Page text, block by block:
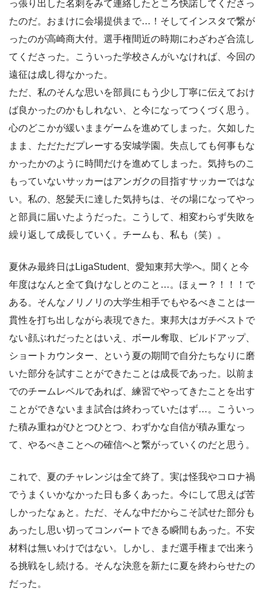
っ張り出した名刺をみて連絡したところ快諾してくださっ
たのだ。おまけに会場提供まで…！そしてインスタで繋が
ったのが高崎商大付。選手権間近の時期にわざわざ合流し
てくださった。こういった学校さんがいなければ、今回の
遠征は成し得なかった。
ただ、私のそんな思いを部員にもう少し丁寧に伝えておけ
ば良かったのかもしれない、と今になってつくづく思う。
心のどこかが緩いままゲームを進めてしまった。欠如した
まま、ただただプレーする安城学園。失点しても何事もな
かったかのように時間だけを進めてしまった。気持ちのこ
もっていないサッカーはアンガクの目指すサッカーではな
い。私の、怒髪天に達した気持ちは、その場になってやっ
と部員に届いたようだった。こうして、相変わらず失敗を
繰り返して成長していく。チームも、私も（笑）。
夏休み最終日はLigaStudent、愛知東邦大学へ。聞くと今
年度はなんと全て負けなしとのこと…。ほぇー？！！！で
ある。そんなノリノリの大学生相手でもやるべきことは一
貫性を打ち出しながら表現できた。東邦大はガチベストで
ない顔ぶれだったとはいえ、ボール奪取、ビルドアップ、
ショートカウンター、という夏の期間で自分たちなりに磨
いた部分を試すことができたことは成長であった。以前ま
でのチームレベルであれば、練習でやってきたことを出す
ことができないまま試合は終わっていたはず…。こういっ
た積み重ねがひとつひとつ、わずかな自信が積み重なっ
て、やるべきことへの確信へと繋がっていくのだと思う。
これで、夏のチャレンジは全て終了。実は怪我やコロナ禍
でうまくいかなかった日も多くあった。今にして思えば苦
しかったなぁと。ただ、そんな中だからこそ試せた部分も
あったし思い切ってコンバートできる瞬間もあった。不安
材料は無いわけではない。しかし、まだ選手権まで出来う
る挑戦をし続ける。そんな決意を新たに夏を終わらせたの
だった。